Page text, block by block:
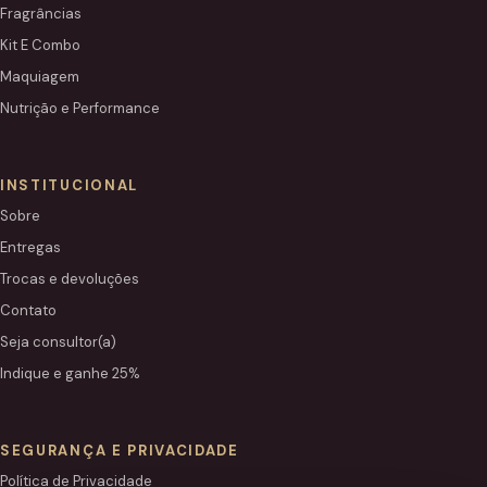
Fragrâncias
Kit E Combo
Maquiagem
Nutrição e Performance
INSTITUCIONAL
Sobre
Entregas
Trocas e devoluções
Contato
Seja consultor(a)
Indique e ganhe 25%
SEGURANÇA E PRIVACIDADE
Política de Privacidade